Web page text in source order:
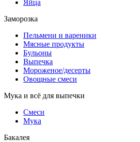
Яйца
Заморозка
Пельмени и вареники
Мясные продукты
Бульоны
Выпечка
Мороженое/десерты
Овощные смеси
Мука и всё для выпечки
Смеси
Мука
Бакалея